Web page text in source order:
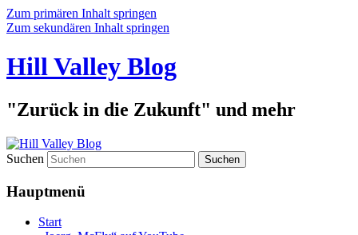
Zum primären Inhalt springen
Zum sekundären Inhalt springen
Hill Valley Blog
"Zurück in die Zukunft" und mehr
Suchen
Hauptmenü
Start